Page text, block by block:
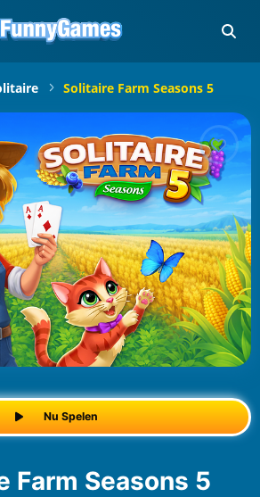
Solitaire Farm Seasons 5
Nu Spelen
Farm Seasons 5